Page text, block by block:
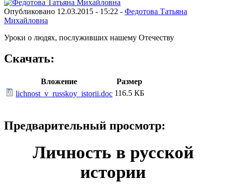
Опубликовано 12.03.2015 - 15:22 - Федотова Татьяна
Михайловна
Уроки о людях, послуживших нашему Отечеству
Скачать:
Вложение
Размер
lichnost_v_russkoy_istorii.doc 116.5 КБ
Предварительный просмотр:
Личность в русской
истории